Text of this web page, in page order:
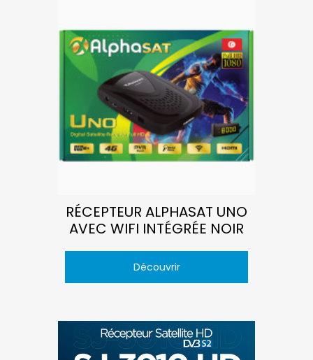
RÉCEPTEUR ALPHASAT UNO
AVEC WIFI INTÉGRÉE NOIR
Découvrir